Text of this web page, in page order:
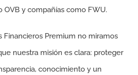
OVB y compañías como FWU.
Financieros Premium no miramos
nuestra misión es clara: proteger
conocimiento y un